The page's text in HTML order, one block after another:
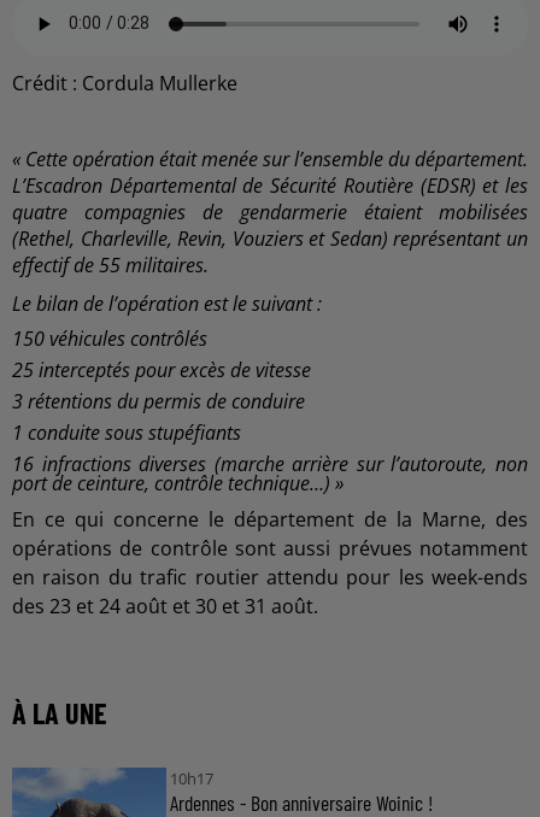
Crédit : Cordula Mullerke
« Cette opération était menée sur l’ensemble du département.
L’Escadron Départemental de Sécurité Routière (EDSR) et les
quatre compagnies de gendarmerie étaient mobilisées
(Rethel, Charleville, Revin, Vouziers et Sedan) représentant un
effectif de 55 militaires.
Le bilan de l’opération est le suivant :
150 véhicules contrôlés
25 interceptés pour excès de vitesse
3 rétentions du permis de conduire
1 conduite sous stupéfiants
16 infractions diverses (marche arrière sur l’autoroute, non
port de ceinture, contrôle technique…) »
En ce qui concerne le département de la Marne, des
opérations de contrôle sont aussi prévues notamment
en raison du trafic routier attendu pour les week-ends
des 23 et 24 août et 30 et 31 août.
À LA UNE
10h17
Ardennes - Bon anniversaire Woinic !